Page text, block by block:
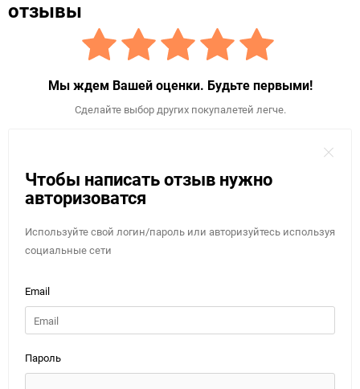
отзывы
Мы ждем Вашей оценки. Будьте первыми!
Сделайте выбор других покупалетей легче.
Чтобы написать отзыв нужно
авторизоватся
Используйте свой логин/пароль или авторизуйтесь используя
социальные сети
Email
Пароль